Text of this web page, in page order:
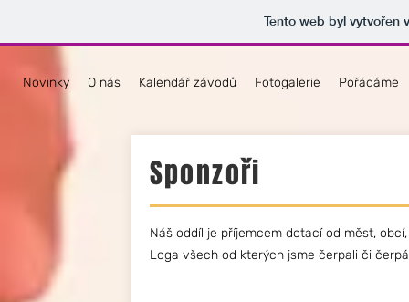
Tento web byl
Novinky O nás Kalendář závodů Fotogalerie Pořádáme
Sponzoři
Náš oddíl je příjemcem dotací od měst,
Loga všech od kterých jsme čerpali či